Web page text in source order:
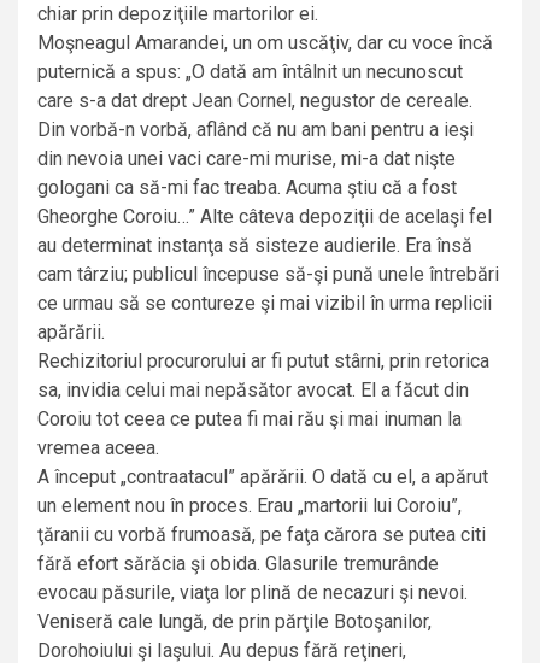
chiar prin depoziţiile martorilor ei.
Moşneagul Amarandei, un om uscăţiv, dar cu voce încă
puternică a spus: „O dată am întâlnit un necunoscut
care s-a dat drept Jean Cornel, negustor de cereale.
Din vorbă-n vorbă, aflând că nu am bani pentru a ieşi
din nevoia unei vaci care-mi murise, mi-a dat nişte
gologani ca să-mi fac treaba. Acuma ştiu că a fost
Gheorghe Coroiu…” Alte câteva depoziţii de acelaşi fel
au determinat instanţa să sisteze audierile. Era însă
cam târziu; publicul începuse să-şi pună unele întrebări
ce urmau să se contureze şi mai vizibil în urma replicii
apărării.
Rechizitoriul procurorului ar fi putut stârni, prin retorica
sa, invidia celui mai nepăsător avocat. El a făcut din
Coroiu tot ceea ce putea fi mai rău şi mai inuman la
vremea aceea.
A început „contraatacul” apărării. O dată cu el, a apărut
un element nou în proces. Erau „martorii lui Coroiu”,
ţăranii cu vorbă frumoasă, pe faţa cărora se putea citi
fără efort sărăcia şi obida. Glasurile tremurânde
evocau păsurile, viaţa lor plină de necazuri şi nevoi.
Veniseră cale lungă, de prin părţile Botoşanilor,
Dorohoiului şi Iaşului. Au depus fără reţineri,